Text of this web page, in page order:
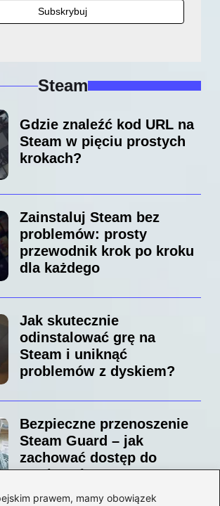
prawem, mamy obowiązek
Steam
Gdzie znaleźć kod URL na
Steam w pięciu prostych
krokach?
Zainstaluj Steam bez
problemów: prosty
przewodnik krok po kroku
dla każdego
Jak skutecznie
odinstalować grę na
Steam i uniknąć
problemów z dyskiem?
Bezpieczne przenoszenie
Steam Guard – jak
zachować dostęp do
swojego konta?